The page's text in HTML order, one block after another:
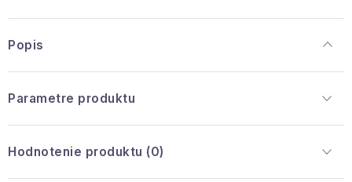
Popis
Parametre produktu
Hodnotenie produktu (0)